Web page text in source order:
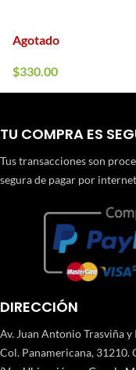
Agotado
$330.00
TU COMPRA ES
Tus transacciones son
segura de pagar por
DIRECCIÓN
Av. Juan Antonio Trasviña y
Col. Panamericana, 31210.